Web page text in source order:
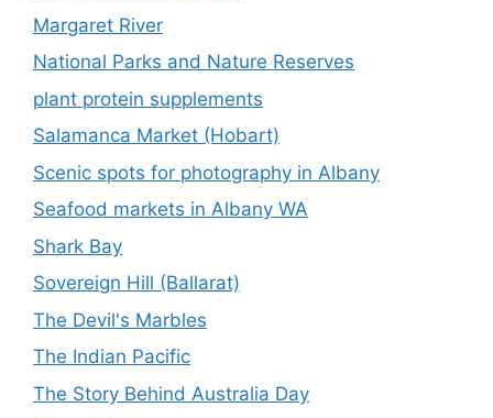
Margaret River
National Parks and Nature Reserves
plant protein supplements
Salamanca Market (Hobart)
Scenic spots for photography in Albany
Seafood markets in Albany WA
Shark Bay
Sovereign Hill (Ballarat)
The Devil's Marbles
The Indian Pacific
The Story Behind Australia Day